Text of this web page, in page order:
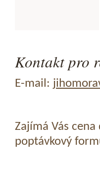
Kontakt pro
E-mail:
Zajímá Vás
poptávkový